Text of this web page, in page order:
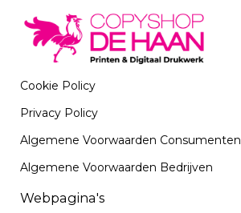
Cookie Policy
Privacy Policy
Algemene Voorwaarden Consumenten
Algemene Voorwaarden Bedrijven
Webpagina's